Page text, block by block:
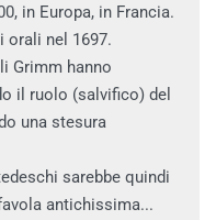
in Europa, in Francia.
orali nel 1697.
Grimm hanno
il ruolo (salvifico) del
una stesura
sarebbe quindi
antichissima...